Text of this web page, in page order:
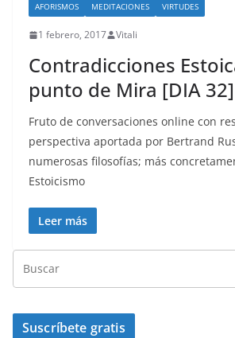
AFORISMOS MEDITACIONES VIRTUDES
1 febrero, 2017 Vitali
Contradicciones
punto de Mira [DIA 32]
Fruto de conversaciones online con
perspectiva aportada por Bertrand
numerosas filosofías; más
Estoicismo
Leer más
Suscríbete gratis